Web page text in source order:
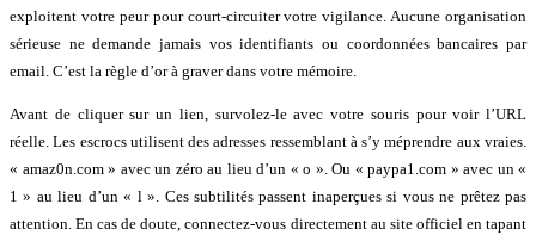
exploitent votre peur pour court-circuiter votre vigilance. Aucune organisation
sérieuse ne demande jamais vos identifiants ou coordonnées bancaires par
email. C’est la règle d’or à graver dans votre mémoire.
Avant de cliquer sur un lien, survolez-le avec votre souris pour voir l’URL
réelle. Les escrocs utilisent des adresses ressemblant à s’y méprendre aux vraies.
« amaz0n.com » avec un zéro au lieu d’un « o ». Ou « paypa1.com » avec un «
1 » au lieu d’un « l ». Ces subtilités passent inaperçues si vous ne prêtez pas
attention. En cas de doute, connectez-vous directement au site officiel en tapant